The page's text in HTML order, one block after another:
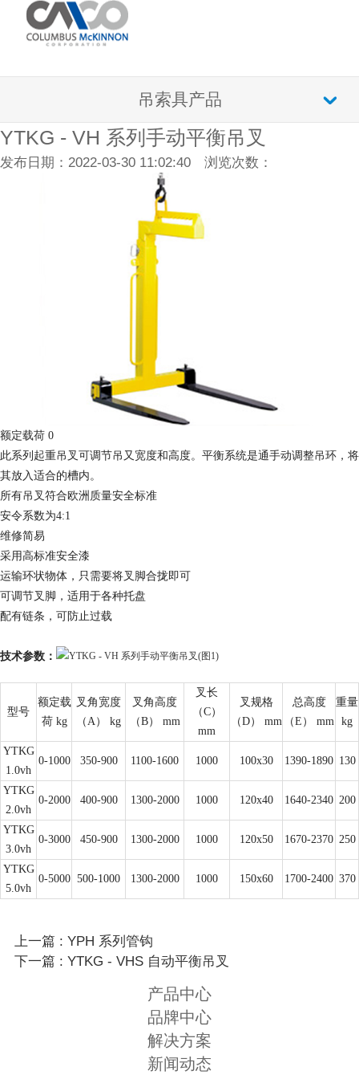
吊索具产品
YTKG - VH 系列手动平衡吊叉
发布日期：2022-03-30 11:02:40 浏览次数：
额定载荷 0
此系列起重吊叉可调节吊又宽度和高度。平衡系统是通手动调整吊环，将
其放入适合的槽内。
所有吊叉符合欧洲质量安全标准
安令系数为4:1
维修简易
采用高标准安全漆
运输环状物体，只需要将叉脚合拢即可
可调节叉脚，适用于各种托盘
配有链条，可防止过载
技术参数：
型号
额定载
荷 kg
叉角宽度
（A） kg
叉角高度
（B） mm
叉长
（C）
mm
叉规格
（D） mm
总高度
（E） mm
重量
kg
YTKG
1.0vh
0-1000 350-900 1100-1600 1000 100x30 1390-1890 130
YTKG
2.0vh
0-2000 400-900 1300-2000 1000 120x40 1640-2340 200
YTKG
3.0vh
0-3000 450-900 1300-2000 1000 120x50 1670-2370 250
YTKG
5.0vh
0-5000 500-1000 1300-2000 1000 150x60 1700-2400 370
上一篇 : YPH 系列管钩
下一篇 : YTKG - VHS 自动平衡吊叉
产品中心
品牌中心
解决方案
新闻动态